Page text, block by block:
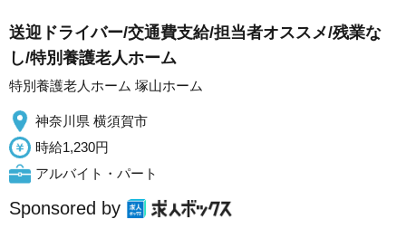
送迎ドライバー/交通費支給/担当者オススメ/残業な
し/特別養護老人ホーム
特別養護老人ホーム 塚山ホーム
神奈川県 横須賀市
時給1,230円
アルバイト・パート
Sponsored by